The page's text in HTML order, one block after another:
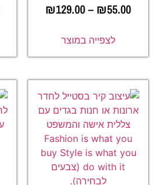
₪55.00
–
₪129.00
לצפייה במוצר